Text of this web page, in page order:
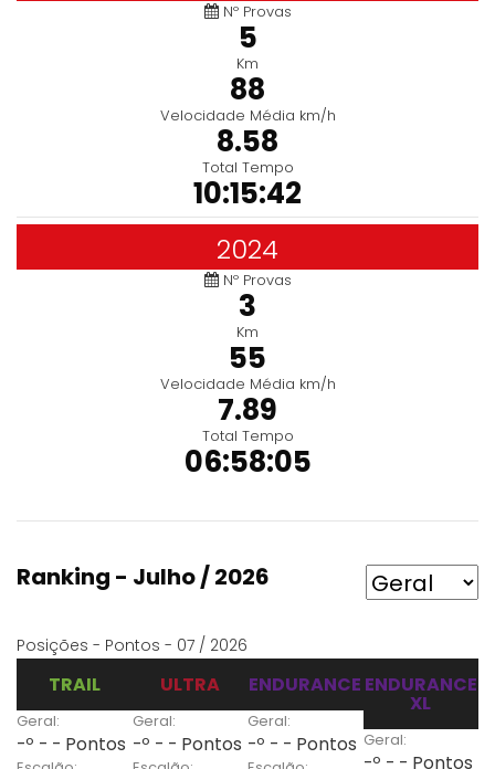
Nº Provas
5
Km
88
Velocidade Média km/h
8.58
Total Tempo
10:15:42
2024
Nº Provas
3
Km
55
Velocidade Média km/h
7.89
Total Tempo
06:58:05
Ranking - Julho / 2026
Posições - Pontos - 07 / 2026
TRAIL
Geral:
-º - - Pontos
ULTRA
Geral:
-º - - Pontos
ENDURANCE
Geral:
-º - - Pontos
ENDURANCE
XL
Geral:
-º - - Pontos